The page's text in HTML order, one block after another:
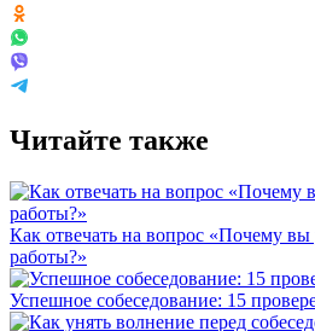
Читайте также
Как отвечать на вопрос «Почему
работы?»
Успешное собеседование: 15